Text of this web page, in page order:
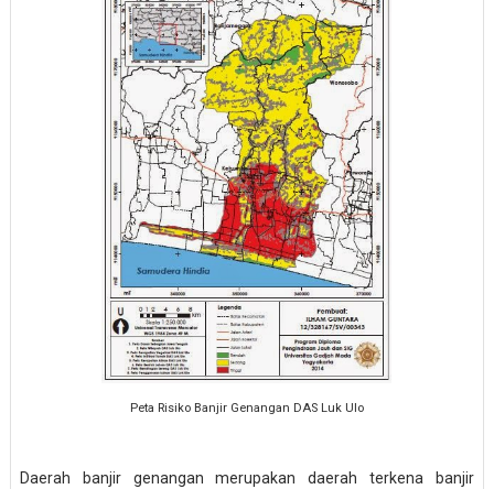
Peta Risiko Banjir Genangan DAS Luk Ulo
Daerah banjir genangan merupakan daerah terkena banjir